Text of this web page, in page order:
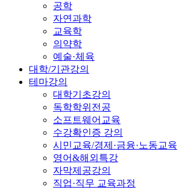
공학
자연과학
교육학
의약학
예술·체육
대학/기관강의
테마강의
대학기초강의
독학학위전공
소프트웨어교육
수강확인증 강의
시민교육/경제·금융·노동교육
영어&해외특강
자막제공강의
직업·직무 교육과정